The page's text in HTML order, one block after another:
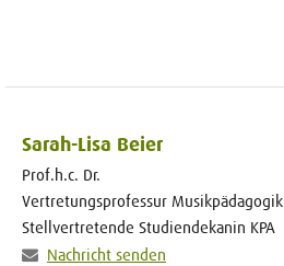
Sarah-Lisa Beier
Prof.h.c. Dr.
Vertretungsprofessur Musikpädagogik
Stellvertretende Studiendekanin KPA
Nachricht senden